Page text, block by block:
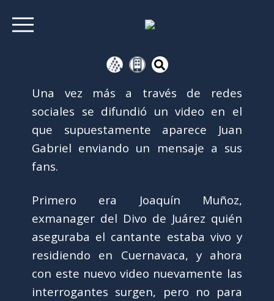
Una vez más a través de redes
sociales se difundió un video en el
que supuestamente aparece Juan
Gabriel enviando un mensaje a sus
fans.
Primero era Joaquín Muñoz,
exmanager del Divo de Juárez quién
aseguraba el cantante estaba vivo y
residiendo en Cuernavaca, y ahora
con este nuevo video nuevamente las
interrogantes surgen, pero no para